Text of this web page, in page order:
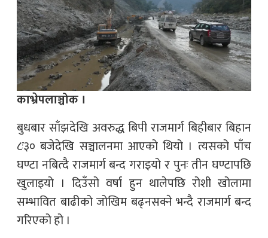
काभ्रेपलाञ्चोक ।
बुधबार साँझदेखि अवरुद्ध बिपी राजमार्ग बिहीबार बिहान
८ः३० बजेदेखि सञ्चालनमा आएको थियो । त्यसको पाँच
घण्टा नबित्दै राजमार्ग बन्द गराइयो र पुनः तीन घण्टापछि
खुलाइयो । दिउँसो वर्षा हुन थालेपछि रोशी खोलामा
सम्भावित बाढीको जोखिम बढ्नसक्ने भन्दै राजमार्ग बन्द
गरिएको हो ।